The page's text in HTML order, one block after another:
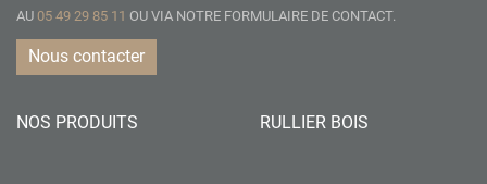
AU 05 49 29 85 11 OU VIA NOTRE FORMULAIRE DE CONTACT.
Nous contacter
NOS PRODUITS RULLIER BOIS